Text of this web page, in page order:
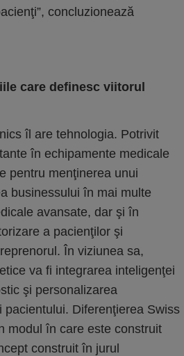
concluzionează
care definesc viitorul
îl are tehnologia. Potrivit
în echipamente medicale
pentru menţinerea unui
businessului în mai multe
avansate, dar şi în
a pacienţilor şi
În viziunea sa,
va fi integrarea inteligenţei
şi personalizarea
Diferenţierea Swiss
modul în care este construit
construit în jurul